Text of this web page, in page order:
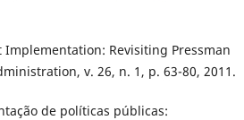
Implementation: Revisiting Pressman
v. 26, n. 1, p. 63-80, 2011.
de políticas públicas: